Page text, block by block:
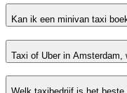
Kan ik een minivan taxi
Taxi of Uber in Amsterdam,